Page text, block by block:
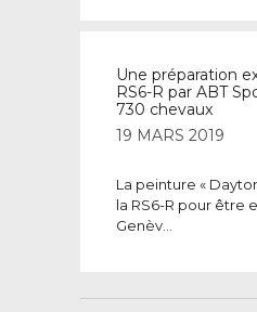
Une préparation
RS6-R par ABT
730 chevaux
19 MARS 2019
La peinture «
la RS6-R pour être
Genèv...